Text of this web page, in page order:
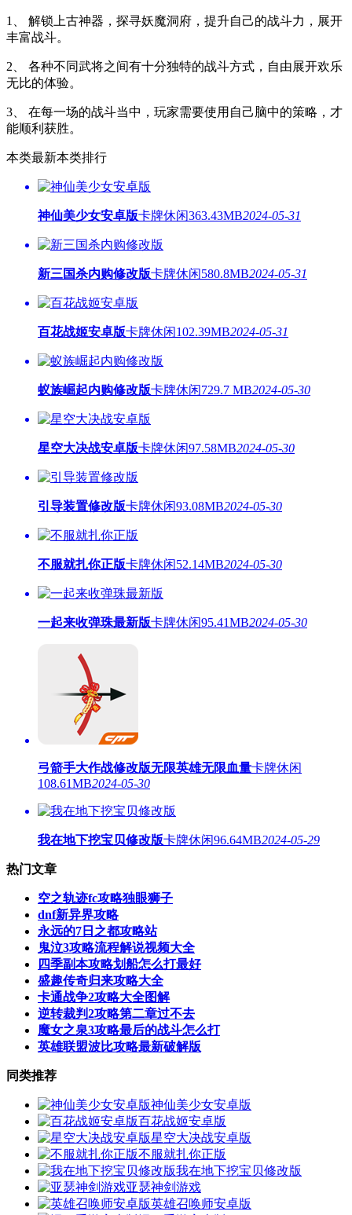
1、 解锁上古神器，探寻妖魔洞府，提升自己的战斗力，展开
丰富战斗。
2、 各种不同武将之间有十分独特的战斗方式，自由展开欢乐
无比的体验。
3、 在每一场的战斗当中，玩家需要使用自己脑中的策略，才
能顺利获胜。
本类最新本类排行
神仙美少女安卓版卡牌休闲363.43MB2024-05-31
新三国杀内购修改版卡牌休闲580.8MB2024-05-31
百花战姬安卓版卡牌休闲102.39MB2024-05-31
蚁族崛起内购修改版卡牌休闲729.7 MB2024-05-30
星空大决战安卓版卡牌休闲97.58MB2024-05-30
引导装置修改版卡牌休闲93.08MB2024-05-30
不服就扎你正版卡牌休闲52.14MB2024-05-30
一起来收弹珠最新版卡牌休闲95.41MB2024-05-30
弓箭手大作战修改版无限英雄无限血量卡牌休闲
108.61MB2024-05-30
我在地下挖宝贝修改版卡牌休闲96.64MB2024-05-29
热门文章
空之轨迹fc攻略独眼狮子
dnf新异界攻略
永远的7日之都攻略站
鬼泣3攻略流程解说视频大全
四季副本攻略划船怎么打最好
盛趣传奇归来攻略大全
卡通战争2攻略大全图解
逆转裁判2攻略第二章过不去
魔女之泉3攻略最后的战斗怎么打
英雄联盟波比攻略最新破解版
同类推荐
神仙美少女安卓版
百花战姬安卓版
星空大决战安卓版
不服就扎你正版
我在地下挖宝贝修改版
亚瑟神剑游戏
英雄召唤师安卓版